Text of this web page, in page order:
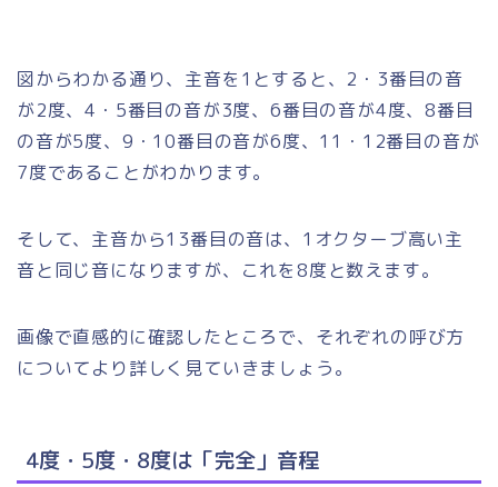
図からわかる通り、主音を1とすると、2・3番目の音
が2度、4・5番目の音が3度、6番目の音が4度、8番目
の音が5度、9・10番目の音が6度、11・12番目の音が
7度であることがわかります。
そして、主音から13番目の音は、1オクターブ高い主
音と同じ音になりますが、これを8度と数えます。
画像で直感的に確認したところで、それぞれの呼び方
についてより詳しく見ていきましょう。
4度・5度・8度は「完全」音程